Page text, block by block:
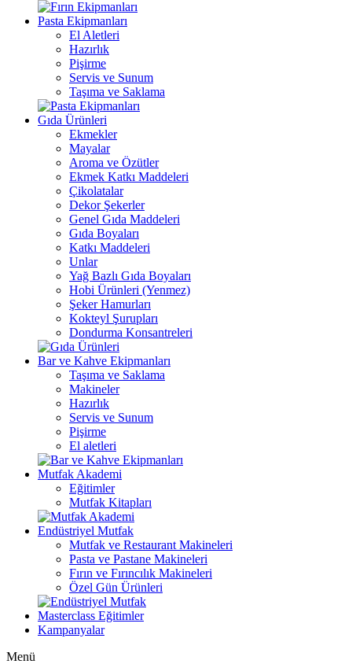
Pasta Ekipmanları
El Aletleri
Hazırlık
Pişirme
Servis ve Sunum
Taşıma ve Saklama
Gıda Ürünleri
Ekmekler
Mayalar
Aroma ve Özütler
Ekmek Katkı Maddeleri
Çikolatalar
Dekor Şekerler
Genel Gıda Maddeleri
Gıda Boyaları
Katkı Maddeleri
Unlar
Yağ Bazlı Gıda Boyaları
Hobi Ürünleri (Yenmez)
Şeker Hamurları
Kokteyl Şurupları
Dondurma Konsantreleri
Bar ve Kahve Ekipmanları
Taşıma ve Saklama
Makineler
Hazırlık
Servis ve Sunum
Pişirme
El aletleri
Mutfak Akademi
Eğitimler
Mutfak Kitapları
Endüstriyel Mutfak
Mutfak ve Restaurant Makineleri
Pasta ve Pastane Makineleri
Fırın ve Fırıncılık Makineleri
Özel Gün Ürünleri
Masterclass Eğitimler
Kampanyalar
Menü